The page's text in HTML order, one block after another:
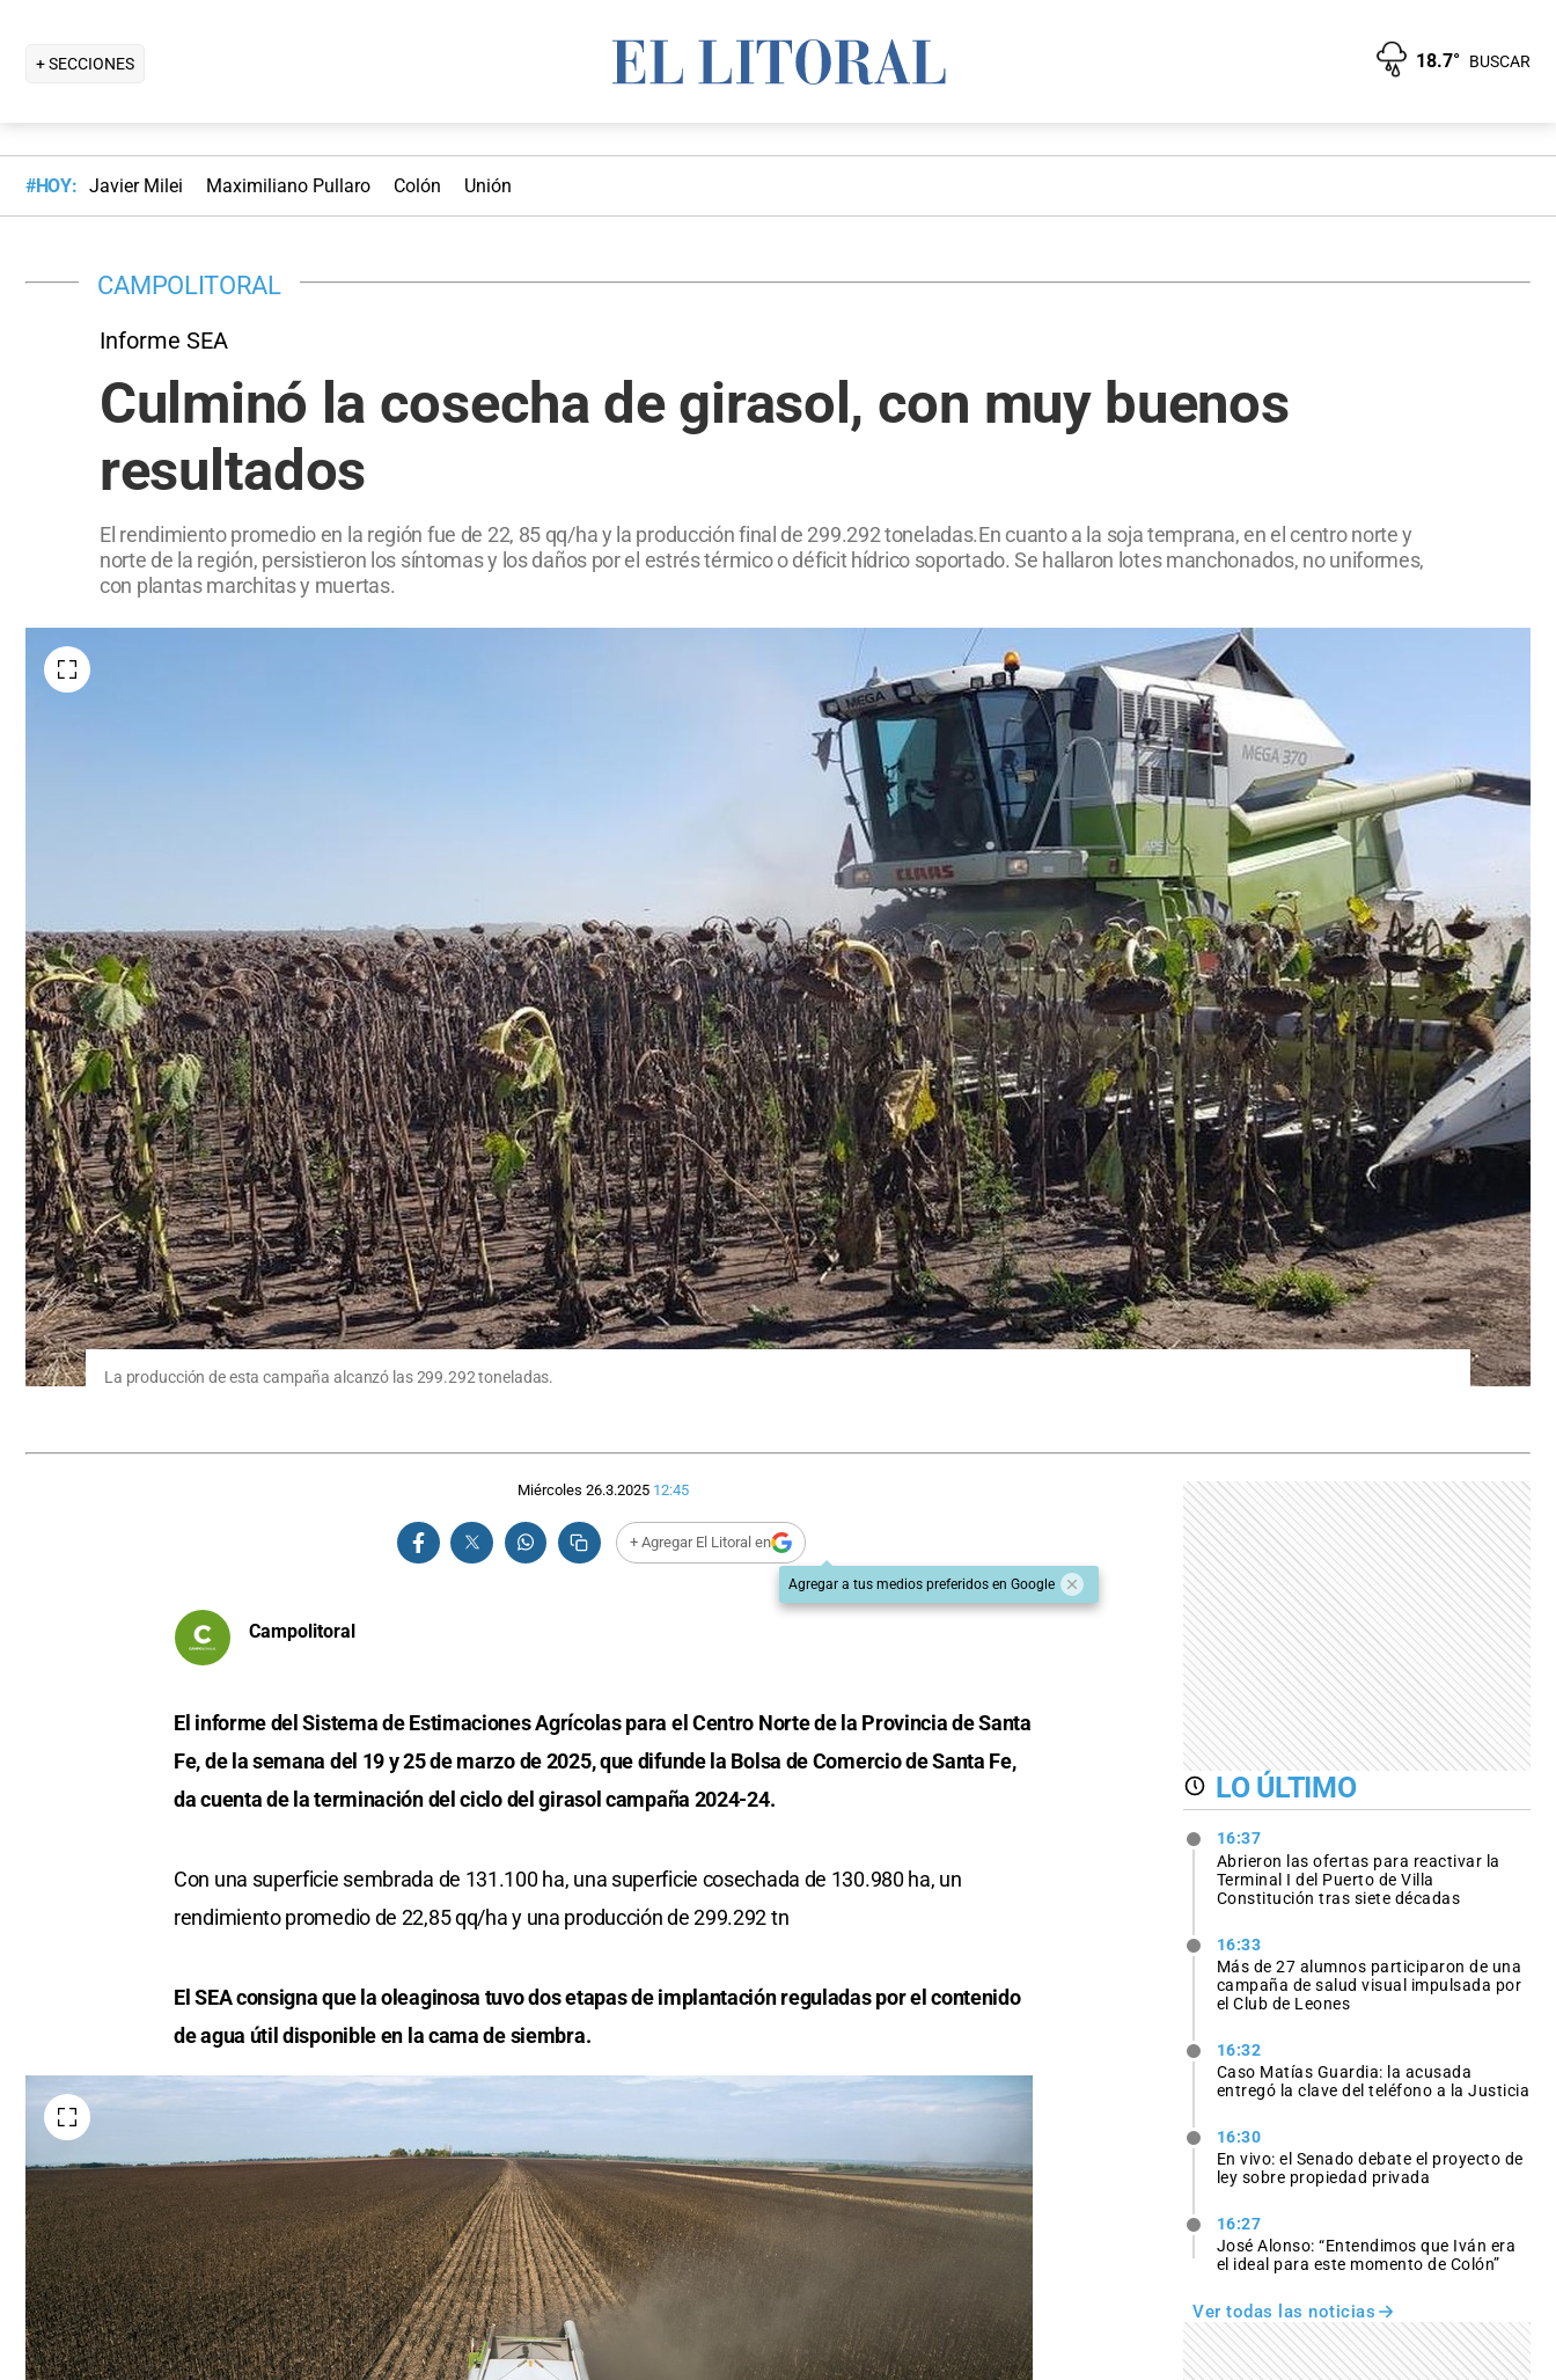
+ SECCIONES 18.7° BUSCAR
#HOY: Javier Milei Maximiliano Pullaro Colón Unión
CAMPOLITORAL
Informe SEA
Culminó la cosecha de girasol, con muy buenos
resultados
El rendimiento promedio en la región fue de 22, 85 qq/ha y la producción final de 299.292 toneladas.En cuanto a la soja temprana, en el centro norte y
norte de la región, persistieron los síntomas y los daños por el estrés térmico o déficit hídrico soportado. Se hallaron lotes manchonados, no uniformes,
con plantas marchitas y muertas.
La producción de esta campaña alcanzó las 299.292 toneladas.
Miércoles 26.3.2025 12:45
+ Agregar El Litoral en
Agregar a tus medios preferidos en Google
Campolitoral
El informe del Sistema de Estimaciones Agrícolas para el Centro Norte de la Provincia de Santa
Fe, de la semana del 19 y 25 de marzo de 2025, que difunde la Bolsa de Comercio de Santa Fe,
da cuenta de la terminación del ciclo del girasol campaña 2024-24.
Con una superficie sembrada de 131.100 ha, una superficie cosechada de 130.980 ha, un
rendimiento promedio de 22,85 qq/ha y una producción de 299.292 tn
El SEA consigna que la oleaginosa tuvo dos etapas de implantación reguladas por el contenido
de agua útil disponible en la cama de siembra.
LO ÚLTIMO
16:37
Abrieron las ofertas para reactivar la
Terminal I del Puerto de Villa
Constitución tras siete décadas
16:33
Más de 27 alumnos participaron de una
campaña de salud visual impulsada por
el Club de Leones
16:32
Caso Matías Guardia: la acusada
entregó la clave del teléfono a la Justicia
16:30
En vivo: el Senado debate el proyecto de
ley sobre propiedad privada
16:27
José Alonso: “Entendimos que Iván era
el ideal para este momento de Colón”
Ver todas las noticias